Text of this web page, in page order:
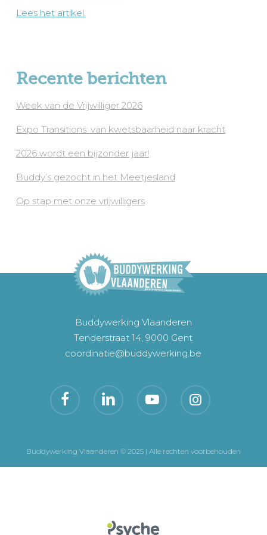
Lees het artikel.
Recente berichten
Week van de Vrijwilliger 2026
Expo Transitions: van kwetsbaarheid naar kracht
2026 wordt een bijzonder jaar!
Buddy’s gezocht in het Meetjesland
Op stap met onze vrijwilligers
Buddywerking Vlaanderen
Tenderstraat 14, 9000 Gent
coordinatie@buddywerking.be
Buddywerking Vlaanderen © 2025 | Alle rechten voorbehouden